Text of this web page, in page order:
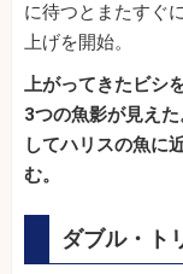
に待つとまたすぐ
上げを開始。
上がってきたビシ
3つの魚影が見え
してハリスの魚に
む。
ダブル・ト